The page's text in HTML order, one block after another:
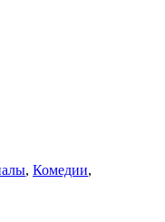
, Комедии,